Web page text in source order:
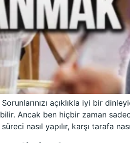
açıklıkla iyi bir
Ancak ben hiçbir zaman
nasıl yapılır, karşı tarafa